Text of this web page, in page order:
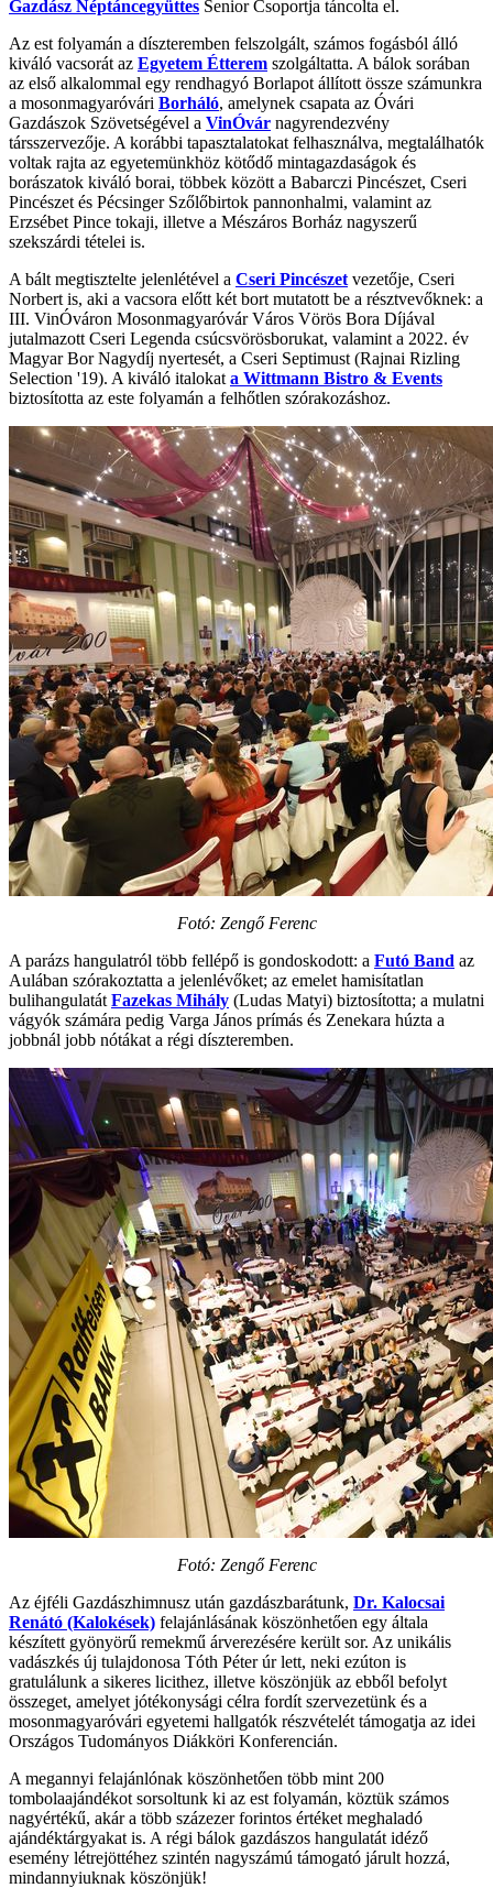
Gazdász Néptáncegyüttes Senior Csoportja táncolta el.
Az est folyamán a díszteremben felszolgált, számos fogásból álló
kiváló vacsorát az Egyetem Étterem szolgáltatta. A bálok sorában
az első alkalommal egy rendhagyó Borlapot állított össze számunkra
a mosonmagyaróvári Borháló, amelynek csapata az Óvári
Gazdászok Szövetségével a VinÓvár nagyrendezvény
társszervezője. A korábbi tapasztalatokat felhasználva, megtalálhatók
voltak rajta az egyetemünkhöz kötődő mintagazdaságok és
borászatok kiváló borai, többek között a Babarczi Pincészet, Cseri
Pincészet és Pécsinger Szőlőbirtok pannonhalmi, valamint az
Erzsébet Pince tokaji, illetve a Mészáros Borház nagyszerű
szekszárdi tételei is.
A bált megtisztelte jelenlétével a Cseri Pincészet vezetője, Cseri
Norbert is, aki a vacsora előtt két bort mutatott be a résztvevőknek: a
III. VinÓváron Mosonmagyaróvár Város Vörös Bora Díjával
jutalmazott Cseri Legenda csúcsvörösborukat, valamint a 2022. év
Magyar Bor Nagydíj nyertesét, a Cseri Septimust (Rajnai Rizling
Selection '19). A kiváló italokat a Wittmann Bistro & Events
biztosította az este folyamán a felhőtlen szórakozáshoz.
Fotó: Zengő Ferenc
A parázs hangulatról több fellépő is gondoskodott: a Futó Band az
Aulában szórakoztatta a jelenlévőket; az emelet hamisítatlan
bulihangulatát Fazekas Mihály (Ludas Matyi) biztosította; a mulatni
vágyók számára pedig Varga János prímás és Zenekara húzta a
jobbnál jobb nótákat a régi díszteremben.
Fotó: Zengő Ferenc
Az éjféli Gazdászhimnusz után gazdászbarátunk, Dr. Kalocsai
Renátó (Kalokések) felajánlásának köszönhetően egy általa
készített gyönyörű remekmű árverezésére került sor. Az unikális
vadászkés új tulajdonosa Tóth Péter úr lett, neki ezúton is
gratulálunk a sikeres licithez, illetve köszönjük az ebből befolyt
összeget, amelyet jótékonysági célra fordít szervezetünk és a
mosonmagyaróvári egyetemi hallgatók részvételét támogatja az idei
Országos Tudományos Diákköri Konferencián.
A megannyi felajánlónak köszönhetően több mint 200
tombolaajándékot sorsoltunk ki az est folyamán, köztük számos
nagyértékű, akár a több százezer forintos értéket meghaladó
ajándéktárgyakat is. A régi bálok gazdászos hangulatát idéző
esemény létrejöttéhez szintén nagyszámú támogató járult hozzá,
mindannyiuknak köszönjük!